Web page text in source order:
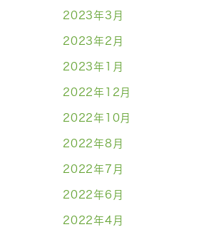
2023年3月
2023年2月
2023年1月
2022年12月
2022年10月
2022年8月
2022年7月
2022年6月
2022年4月